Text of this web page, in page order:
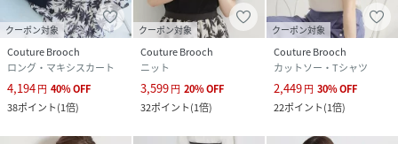
クーポン対象
Couture Brooch
ロング・マキシスカート
4,194円 40%OFF
38ポイント(1倍)
クーポン対象
Couture Brooch
ニット
3,599円 20%OFF
32ポイント(1倍)
クーポン対象
Couture Brooch
カットソー・Tシャツ
2,449円 30%OFF
22ポイント(1倍)